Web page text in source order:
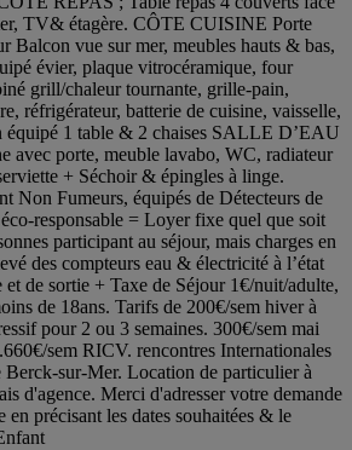
TV& étagère. CÔTE CUISINE Porte
Balcon vue sur mer, meubles hauts & bas,
évier, plaque vitrocéramique, four
grill/chaleur tournante, grille-pain,
réfrigérateur, batterie de cuisine, vaisselle,
équipé 1 table & 2 chaises SALLE D’EAU
avec porte, meuble lavabo, WC, radiateur
+ Séchoir & épingles à linge.
Non Fumeurs, équipés de Détecteurs de
responsable = Loyer fixe quel que soit
participant au séjour, mais charges en
des compteurs eau & électricité à l’état
et de sortie + Taxe de Séjour 1€/nuit/adulte,
de 18ans. Tarifs de 200€/sem hiver à
pour 2 ou 3 semaines. 300€/sem mai
sem RICV. rencontres Internationales
Berck-sur-Mer. Location de particulier à
d'agence. Merci d'adresser votre demande
en précisant les dates souhaitées & le